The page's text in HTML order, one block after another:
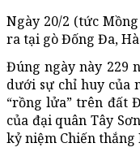
Ngày 20/2 (tức
ra tại gò Đống Đa,
Đúng ngày này 229
dưới sự chỉ huy của
“rồng lửa” trên đất
của đại quân Tây
kỷ niệm Chiến